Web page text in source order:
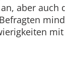
aber auch